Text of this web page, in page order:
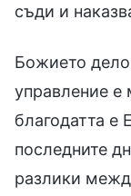
съди и
Божието
управление е
благодатта е
последните
разлики